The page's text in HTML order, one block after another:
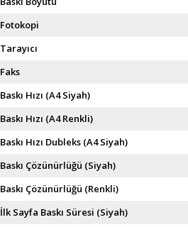
Fotokopi
Tarayıcı
Faks
Baskı Hızı (A4 Siyah)
Baskı Hızı (A4 Renkli)
Baskı Hızı Dubleks (A4 Siyah)
Baskı Çözünürlüğü (Siyah)
Baskı Çözünürlüğü (Renkli)
İlk Sayfa Baskı Süresi (Siyah)